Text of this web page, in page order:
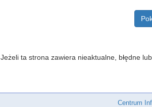
Jeżeli ta strona zawiera nieaktualne, błędne
Centrum